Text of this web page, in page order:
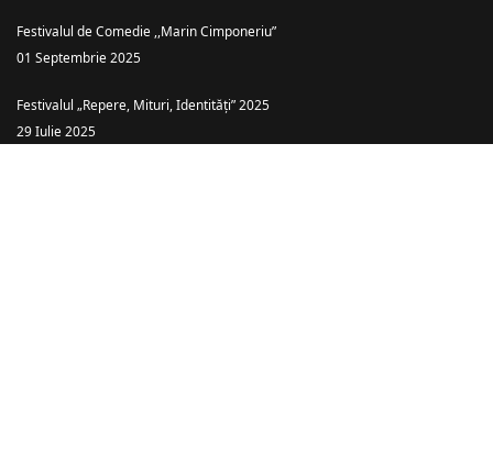
Festivalul de Comedie ,,Marin Cimponeriu”
01 Septembrie 2025
Festivalul „Repere, Mituri, Identități” 2025
29 Iulie 2025